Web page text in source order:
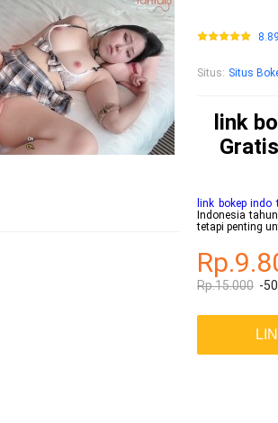
Situs: Situs
link
link bokep indo
Indonesia
tetapi penting
Rp.15.000 -